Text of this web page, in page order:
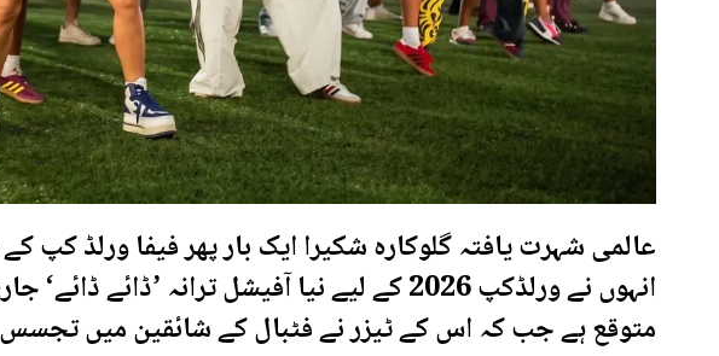
عالمی شہرت یافتہ گلوکارہ شکیرا ایک بار پھر فیفا ورلڈ کپ
متوقع ہے جب کہ اس کے ٹیزر نے فٹبال کے شائقین میں تجسس